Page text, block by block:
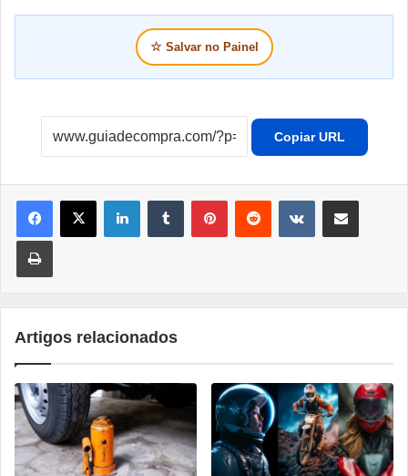
☆ Salvar no Painel
Copiar URL
LinkedinTumblr PinterestReddit VK Compartilhar por e-mail
Imprimir
Artigos relacionados